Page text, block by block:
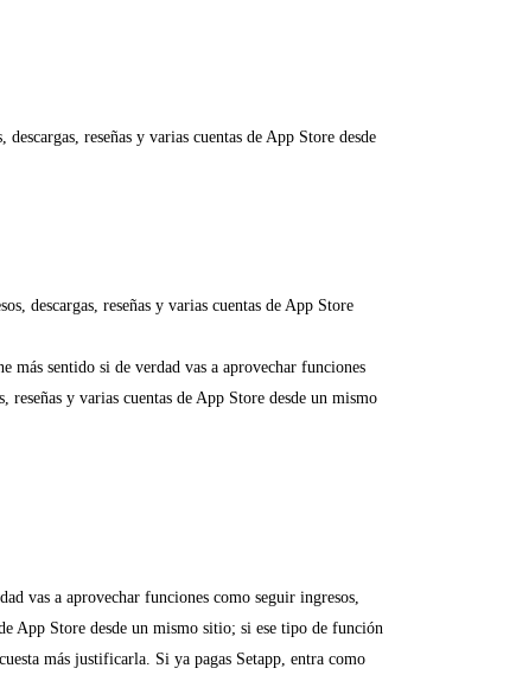
reseñas y varias cuentas de App Store desde
descargas, reseñas y varias cuentas de App Store
más sentido si de verdad vas a aprovechar funciones
reseñas y varias cuentas de App Store desde un mismo
vas a aprovechar funciones como seguir ingresos,
App Store desde un mismo sitio; si ese tipo de función
más justificarla. Si ya pagas Setapp, entra como